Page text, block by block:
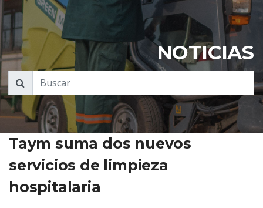
NOTICIAS
Taym suma dos nuevos
servicios de limpieza
hospitalaria